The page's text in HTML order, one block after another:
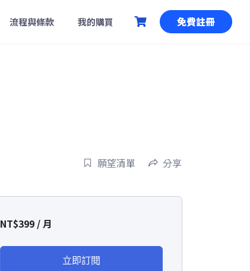
流程與條款 我的購買 免費註冊
願望清單 分享
NT$399 / 月
立即訂閱